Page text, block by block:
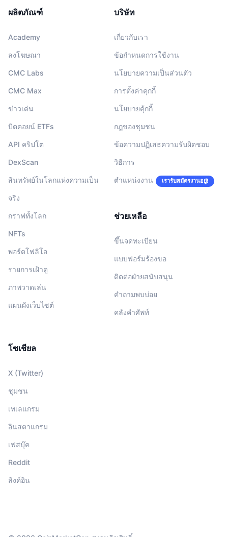
ผลิตภัณฑ์
Academy
ลงโฆษณา
CMC Labs
CMC Max
ข่าวเด่น
บิตคอยน์ ETFs
API คริปโต
DexScan
สินทรัพย์ในโลกแห่งความเป็น
จริง
กราฟทั้งโลก
NFTs
พอร์ตโฟลิโอ
รายการเฝ้าดู
ภาพวาดเล่น
แผนผังเว็บไซต์
บริษัท
เกี่ยวกับเรา
ข้อกำหนดการใช้งาน
นโยบายความเป็นส่วนตัว
การตั้งค่าคุกกี้
นโยบายคุ้กกี้
กฎของชุมชน
ข้อความปฏิเสธความรับผิดชอบ
วิธีการ
ตำแหน่งงาน เรารับสมัครงานอยู่!
ช่วยเหลือ
ขึ้นจดทะเบียน
แบบฟอร์มร้องขอ
ติดต่อฝ่ายสนับสนุน
คำถามพบบ่อย
คลังคำศัพท์
โซเชียล
X (Twitter)
ชุมชน
เทเลแกรม
อินสตาแกรม
เฟสบุ๊ค
Reddit
ลิงค์อิน